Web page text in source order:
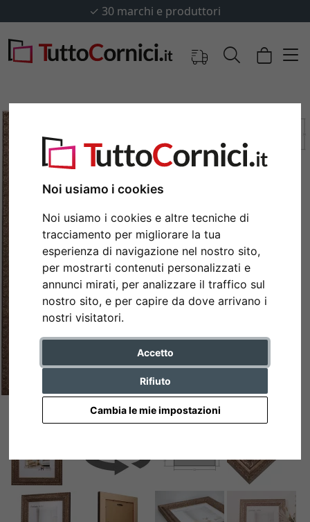
Noi usiamo i cookies
Noi usiamo i cookies e altre tecniche di
tracciamento per migliorare la tua
esperienza di navigazione nel nostro sito,
per mostrarti contenuti personalizzati e
annunci mirati, per analizzare il traffico sul
nostro sito, e per capire da dove arrivano i
nostri visitatori.
Accetto
Rifiuto
Cambia le mie impostazioni
✓ 30 marchi e produttori
Indietro